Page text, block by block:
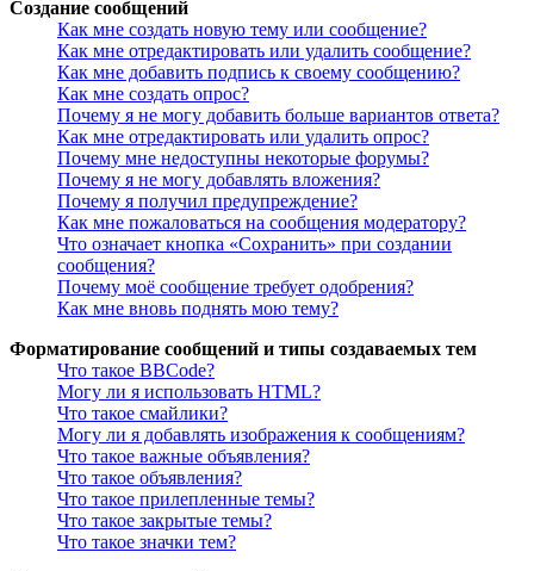
Создание сообщений
Как мне создать новую тему или сообщение?
Как мне отредактировать или удалить сообщение?
Как мне добавить подпись к своему сообщению?
Как мне создать опрос?
Почему я не могу добавить больше вариантов ответа?
Как мне отредактировать или удалить опрос?
Почему мне недоступны некоторые форумы?
Почему я не могу добавлять вложения?
Почему я получил предупреждение?
Как мне пожаловаться на сообщения модератору?
Что означает кнопка «Сохранить» при создании
сообщения?
Почему моё сообщение требует одобрения?
Как мне вновь поднять мою тему?
Форматирование сообщений и типы создаваемых тем
Что такое BBCode?
Могу ли я использовать HTML?
Что такое смайлики?
Могу ли я добавлять изображения к сообщениям?
Что такое важные объявления?
Что такое объявления?
Что такое прилепленные темы?
Что такое закрытые темы?
Что такое значки тем?